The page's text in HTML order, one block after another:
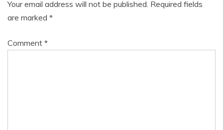
Your email address will not be published. Required fields
are marked *
Comment *